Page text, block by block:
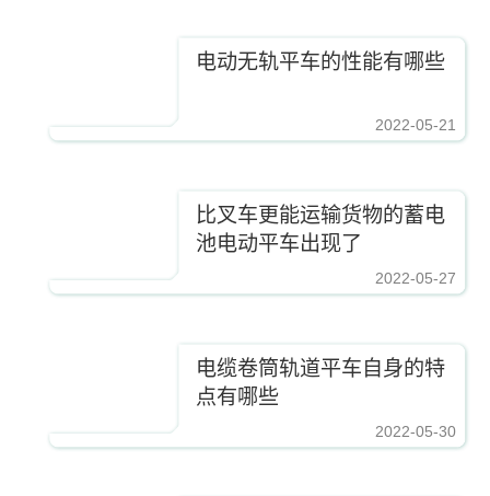
电动无轨平车的性能有哪些
2022-05-21
比叉车更能运输货物的蓄电
池电动平车出现了
2022-05-27
电缆卷筒轨道平车自身的特
点有哪些
2022-05-30